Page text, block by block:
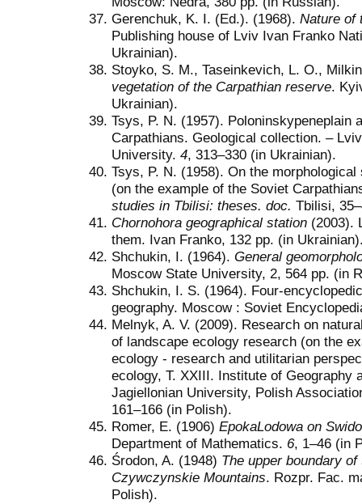
Gerenchuk, K. I. (Ed.). (1968). Nature of
Publishing house of Lviv Ivan Franko
Ukrainian).
Stoyko, S. M., Taseinkevich, L. O.,
vegetation of the Carpathian reserve.
Ukrainian).
Tsys, P. N. (1957). Poloninskypeneplain
Carpathians. Geological collection. –
University. 4, 313–330 (in Ukrainian).
Tsys, P. N. (1958). On the
(on the example of the Soviet
studies in Tbilisi: theses. doc. Tbilisi,
Chornohora geographical station (2003).
them. Ivan Franko, 132 pp. (in
Shchukin, I. (1964). General
Moscow State University, 2, 564 pp. (in
Shchukin, I. S. (1964). Four-
geography. Moscow : Soviet
Melnyk, A. V. (2009). Research on
of landscape ecology research (on the
ecology - research and utilitarian
ecology, T. XXIII. Institute of Geography
Jagiellonian University, Polish
161‒166 (in Polish).
Romer, Е. (1906) EpokaLodowa on
Department of Mathematics. 6, 1–46 (in
Środon, A. (1948) The upper boundary
Czywczynskie Mountains. Rozpr. Fac.
Polish).